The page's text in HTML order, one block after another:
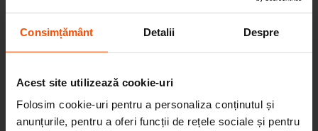
Consimțământ Detalii Despre
Acest site utilizează cookie-uri
Folosim cookie-uri pentru a personaliza conținutul și
anunțurile, pentru a oferi funcții de rețele sociale și pentru
Seattle – Popup park